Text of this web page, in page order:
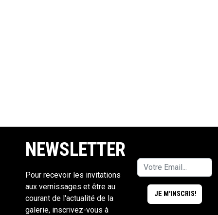
NEWSLETTER
Pour recevoir les invitations
aux vernissages et être au
courant de l'actualité de la
galerie, inscrivez-vous à